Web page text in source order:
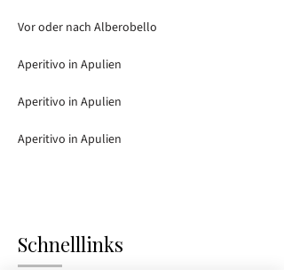
Vor oder nach Alberobello
Aperitivo in Apulien
Aperitivo in Apulien
Aperitivo in Apulien
Schnelllinks